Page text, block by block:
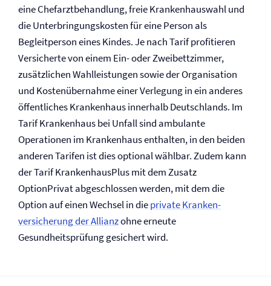
eine Chefarztbehandlung, freie Krankenhauswahl und
die Unterbringungskosten für eine Person als
Begleitperson eines Kindes. Je nach Tarif profitieren
Versicherte von einem Ein- oder Zweibettzimmer,
zusätzlichen Wahlleistungen sowie der Organisation
und Kostenübernahme einer Verlegung in ein anderes
öffentliches Krankenhaus innerhalb Deutschlands. Im
Tarif Krankenhaus bei Unfall sind ambulante
Operationen im Krankenhaus enthalten, in den beiden
anderen Tarifen ist dies optional wählbar. Zudem kann
der Tarif KrankenhausPlus mit dem Zusatz
OptionPrivat abgeschlossen werden, mit dem die
Option auf einen Wechsel in dieprivate Kranken­
versicherung der Allianzohne erneute
Gesundheitsprüfung gesichert wird.